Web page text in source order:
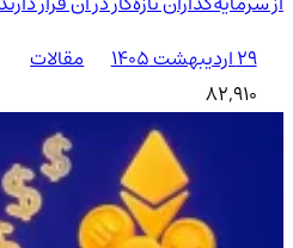
۲۹ اردیبهشت ۱۴۰۵
مقالات
82,910